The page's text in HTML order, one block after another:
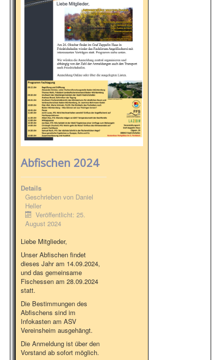
Abfischen 2024
Details
Geschrieben von Daniel
Heller
Veröffentlicht: 25.
August 2024
Liebe Mitglieder,
Unser Abfischen findet
dieses Jahr am 14.09.2024,
und das gemeinsame
Fischessen am 28.09.2024
statt.
Die Bestimmungen des
Abfischens sind im
Infokasten am ASV
Vereinsheim ausgehängt.
Die Anmeldung ist über den
Vorstand ab sofort möglich.